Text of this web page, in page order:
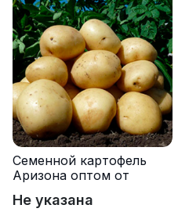
Семенной картофель
Аризона оптом от
Не указана